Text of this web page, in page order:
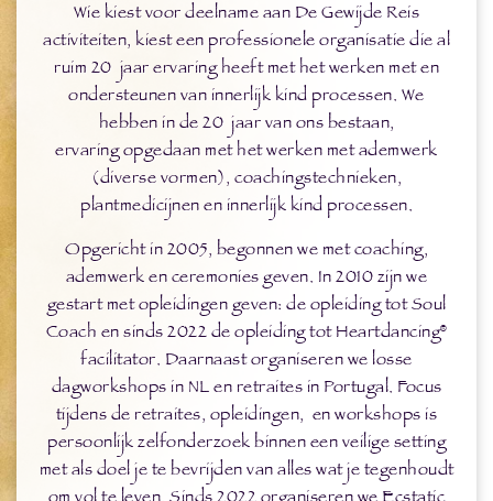
Wie kiest voor deelname aan De Gewijde Reis
activiteiten, kiest een professionele organisatie die al
ruim 20 jaar ervaring heeft met het werken met en
ondersteunen van innerlijk kind processen. We
hebben in de 20 jaar van ons bestaan,
ervaring opgedaan met het werken met ademwerk
(diverse vormen), coachingstechnieken,
plantmedicijnen en innerlijk kind processen.
Opgericht in 2005, begonnen we met coaching,
ademwerk en ceremonies geven. In 2010 zijn we
gestart met opleidingen geven: de opleiding tot Soul
Coach en sinds 2022 de opleiding tot Heartdancing®
facilitator. Daarnaast organiseren we losse
dagworkshops in NL en retraites in Portugal. Focus
tijdens de retraites, opleidingen, en workshops is
persoonlijk zelfonderzoek binnen een veilige setting
met als doel je te bevrijden van alles wat je tegenhoudt